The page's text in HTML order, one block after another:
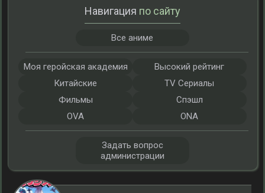
Навигация по сайту
Все аниме
Моя геройская академия
Высокий рейтинг
Китайские
TV Сериалы
Фильмы
Спэшл
OVA
ONA
Задать вопрос
администрации